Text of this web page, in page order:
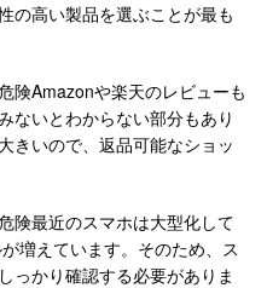
の高い製品を選ぶことが最も
険Amazonや楽天のレビューも
ないとわからない部分もあり
きいので、返品可能なショッ
険最近のスマホは大型化して
増えています。そのため、ス
っかり確認する必要がありま